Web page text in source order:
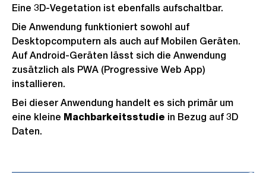
Eine 3D-Vegetation ist ebenfalls aufschaltbar.
Die Anwendung funktioniert sowohl auf
Desktopcomputern als auch auf Mobilen Geräten.
Auf Android-Geräten lässt sich die Anwendung
zusätzlich als PWA (Progressive Web App)
installieren.
Bei dieser Anwendung handelt es sich primär um
eine kleine Machbarkeitsstudie in Bezug auf 3D
Daten.